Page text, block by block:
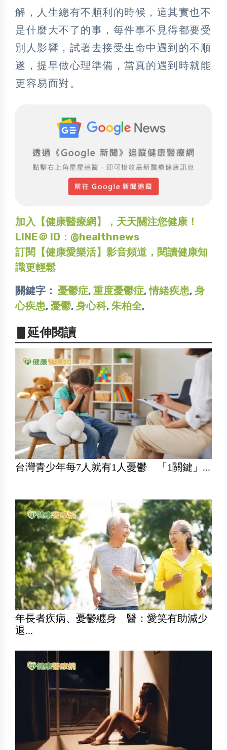
解，人生總有不順利的時候，這其實也不
是什麼大不了的事，每件事不見得都要受
別人影響，試著去接受生命中遇到的不順
遂，提早做心理準備，當真的遇到時就能
更容易面對。
加入【健康醫療網】，天天關注您健康！
LINE＠ ID：@healthnews
訂閱【健康愛樂活】影音頻道，閱讀健康知
識更輕鬆
關鍵字： 憂鬱症, 重度憂鬱症,情緒疾患, 身
心疾患, 憂鬱, 身心科, 朱柏全,
▋延伸閱讀
台灣青少年每7人就有1人憂鬱 「1關鍵」...
年長者疾病、憂鬱纏身 醫：愛笑有助減少
退...